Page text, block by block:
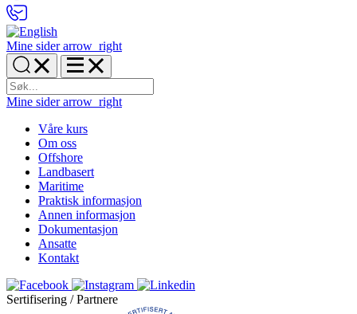
Mine sider arrow_right
Mine sider arrow_right
Våre kurs
Om oss
Offshore
Landbasert
Maritime
Praktisk informasjon
Annen informasjon
Dokumentasjon
Ansatte
Kontakt
Sertifisering / Partnere